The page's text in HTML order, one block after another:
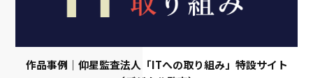
作品事例｜仰星監査法人「ITへの取り組み」特設サイト